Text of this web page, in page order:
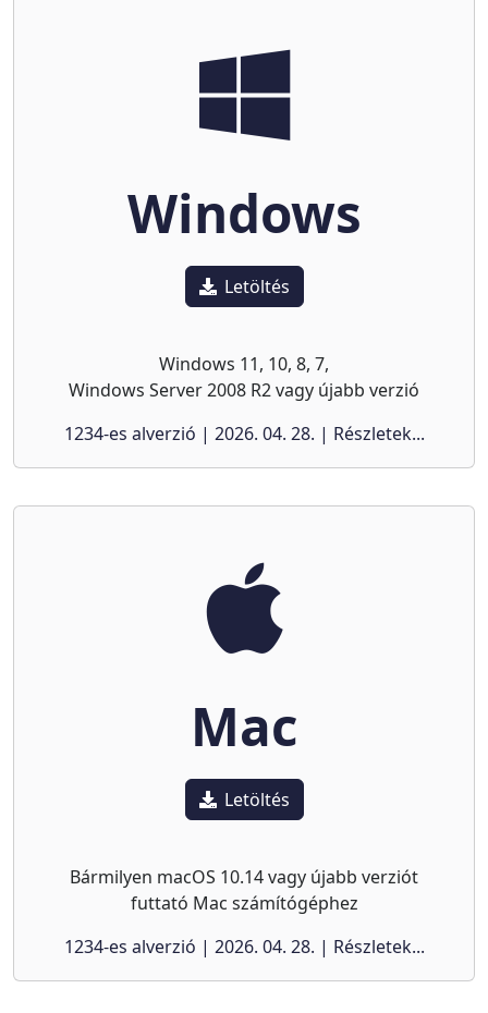
Windows
Letöltés
Windows 11, 10, 8, 7,
Windows Server 2008 R2 vagy újabb verzió
1234-es alverzió | 2026. 04. 28. | Részletek...
Mac
Letöltés
Bármilyen macOS 10.14 vagy újabb verziót
futtató Mac számítógéphez
1234-es alverzió | 2026. 04. 28. | Részletek...